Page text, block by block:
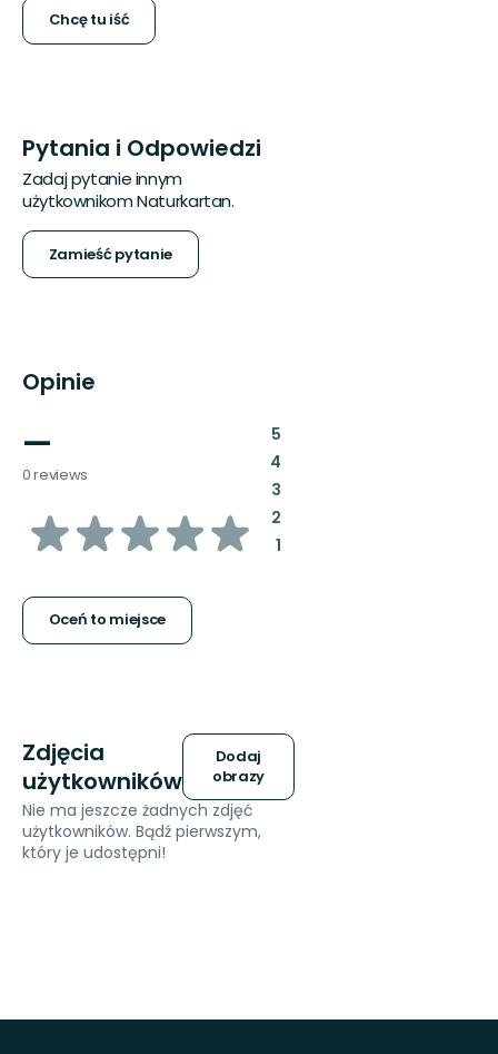
Chcę tu iść
Pytania i Odpowiedzi
Zadaj pytanie innym
użytkownikom Naturkartan.
Zamieść pytanie
Opinie
—
0 reviews
z
gwiazdek
Oceń to miejsce
5:
4:
3:
2:
1:
Zdjęcia
użytkowników
Dodaj
obrazy
Nie ma jeszcze żadnych zdjęć
użytkowników. Bądź pierwszym,
który je udostępni!